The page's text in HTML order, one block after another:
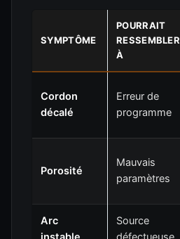
SYMPTÔME
POURRAIT
RESSEMBLER
À
Cordon
décalé
Erreur de
programme
Porosité
Mauvais
paramètres
Arc
Source